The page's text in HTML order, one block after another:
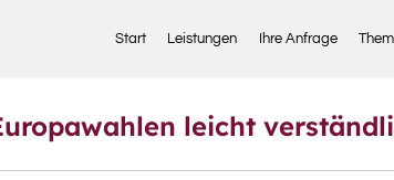
Start Leistungen Ihre Anfrage
leicht